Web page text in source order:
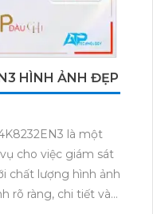
HÌNH ẢNH ĐẸP
là một
cho việc giám sát
chất lượng hình ảnh
rõ ràng, chi tiết và